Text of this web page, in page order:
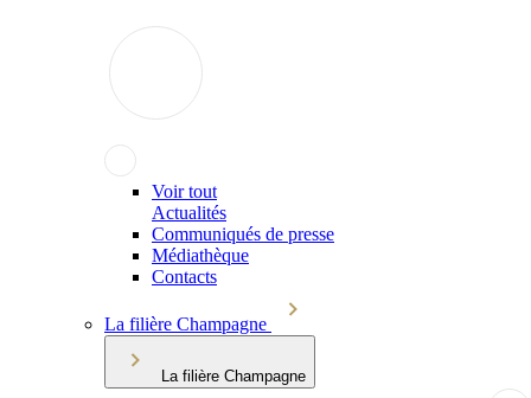
Voir tout
Actualités
Communiqués de presse
Médiathèque
Contacts
La filière Champagne
La filière Champagne